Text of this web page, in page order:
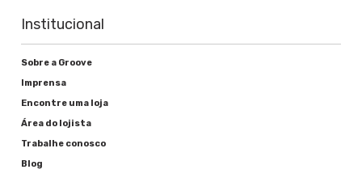
Institucional
Sobre a Groove
Imprensa
Encontre uma loja
Área do lojista
Trabalhe conosco
Blog